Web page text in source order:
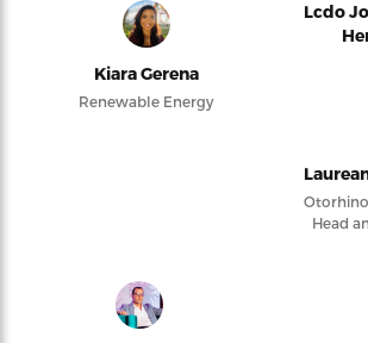
Kiara Gerena
Renewable Energy
Lcdo
Head